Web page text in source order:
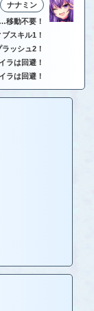
ナナミン
移動不要！
スキル1！
ラッシュ2！
ラは回避！
ラは回避！